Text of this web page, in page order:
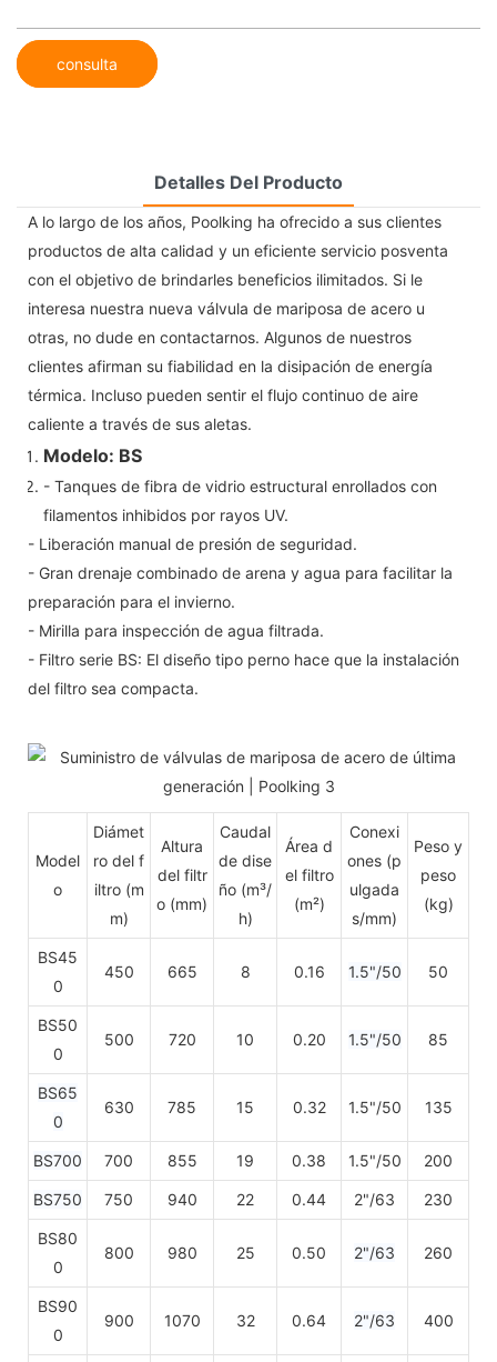
consulta
Detalles Del Producto
A lo largo de los años, Poolking ha ofrecido a sus clientes
productos de alta calidad y un eficiente servicio posventa
con el objetivo de brindarles beneficios ilimitados. Si le
interesa nuestra nueva válvula de mariposa de acero u
otras, no dude en contactarnos. Algunos de nuestros
clientes afirman su fiabilidad en la disipación de energía
térmica. Incluso pueden sentir el flujo continuo de aire
caliente a través de sus aletas.
Modelo: BS
- Tanques de fibra de vidrio estructural enrollados con
filamentos inhibidos por rayos UV.
- Liberación manual de presión de seguridad.
- Gran drenaje combinado de arena y agua para facilitar la
preparación para el invierno.
- Mirilla para inspección de agua filtrada.
- Filtro serie BS: El diseño tipo perno hace que la instalación
del filtro sea compacta.
Model
o
Diámet
ro del f
iltro (m
m)
Altura
del filtr
o (mm)
Caudal
de dise
ño (m³/
h)
Área d
el filtro
(m²)
Conexi
ones (p
ulgada
s/mm)
Peso y
peso
(kg)
BS45
0
450 665 8 0.16 1.5"/50 50
BS50
0
500 720 10 0.20 1.5"/50 85
BS65
0
630 785 15 0.32 1.5"/50 135
BS700 700 855 19 0.38 1.5"/50 200
BS750 750 940 22 0.44 2"/63 230
BS80
0
800 980 25 0.50 2"/63 260
BS90
0
900 1070 32 0.64 2"/63 400